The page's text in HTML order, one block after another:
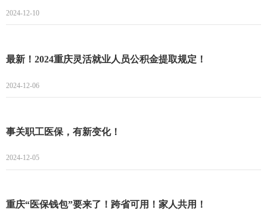
2024-12-10
最新！2024重庆灵活就业人员公积金提取规定！
2024-12-06
事关职工医保，有新变化！
2024-12-05
重庆“医保钱包”要来了！跨省可用！家人共用！